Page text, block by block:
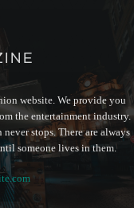
website. We provide you
the entertainment industry.
stops. There are always
someone lives in them.